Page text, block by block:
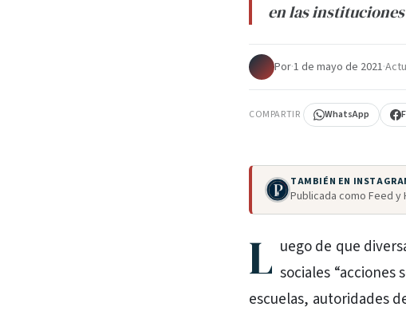
en las
Por·1 de mayo de 2021·
COMPARTIR WhatsApp
TAMBIÉN EN
Publicada como Feed y
L uego de que
sociales
escuelas, autoridades